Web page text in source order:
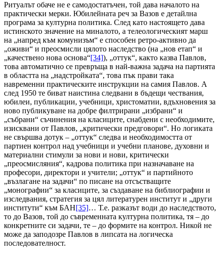
Ритуалът обаче не е самодостатъчен, той дава началото на
практически мерки. Юбилейната реч за Вазов е детайлна
програма за културна политика. След като настоящето дава
истинското значение на миналото, а телеологическият марш
на „напред към комунизъм“ е способен ретро-активно да
„оживи“ и преосмисли цялото наследство (на „нов етап“ и
„качествено нова основа“[34]), „оттук“, както казва Павлов,
това автоматично се превръща в най-важна задача на партията
в областта на „надстройката“, това пък прави така
навременни практическите инструкции на самия Павлов. А
след 1950 те биват наистина следвани в бъдещи чествания,
юбилеи, публикации, учебници, христоматии, вдъхновения за
ново публикуване на добре филтрирани „избрани“ и
„събрани“ съчинения на класиците, снабдени с необходимите,
изисквани от Павлов, „критически предговори“. Но логиката
не свършва дотук – „оттук“ следва и необходимостта от
партиен контрол над учебници и учебни планове, духовни и
материални стимули за нови и нови, критически
„преосмисляния“, кадрова политика при назначаване на
професори, директори и учители; „оттук“ и партийното
„възлагане на задачи“ по писане на отсъстващите
„монографии“ за класиците, за създаване на библиографии и
изследвания, стратегия за цял литературен институт и „други
институти“ към БАН[35]… Т.е. разказът води до наследството,
то до Вазов, той до съвременната културна политика, тя – до
конкретните си задачи, те – до формите на контрол. Никой не
може да заподозре Павлов в липсата на логическа
последователност.